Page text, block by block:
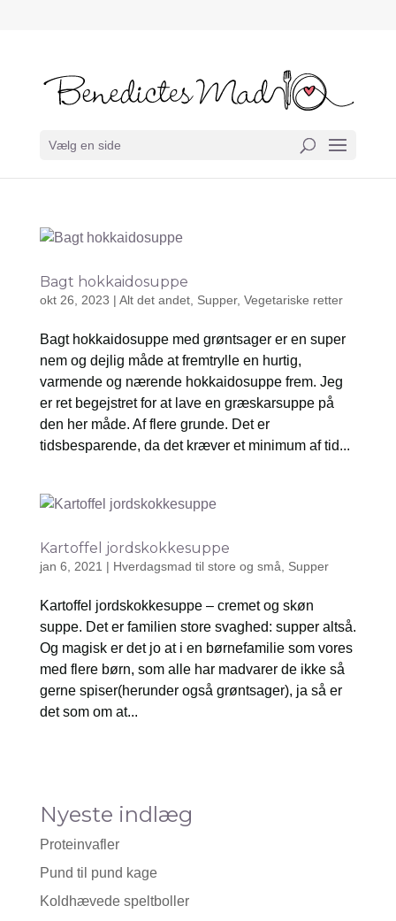
Vælg en side
Bagt hokkaidosuppe
okt 26, 2023 | Alt det andet, Supper, Vegetariske retter
Bagt hokkaidosuppe med grøntsager er en super
nem og dejlig måde at fremtrylle en hurtig,
varmende og nærende hokkaidosuppe frem. Jeg
er ret begejstret for at lave en græskarsuppe på
den her måde. Af flere grunde. Det er
tidsbesparende, da det kræver et minimum af tid...
Kartoffel jordskokkesuppe
jan 6, 2021 | Hverdagsmad til store og små Supper
Kartoffel jordskokkesuppe – cremet og skøn
suppe. Det er familien store svaghed: supper altså.
Og magisk er det jo at i en børnefamilie som vores
med flere børn, som alle har madvarer de ikke så
gerne spiser(herunder også grøntsager), ja så er
det som om at...
Nyeste indlæg
Proteinvafler
Pund til pund kage
Koldhævede speltboller